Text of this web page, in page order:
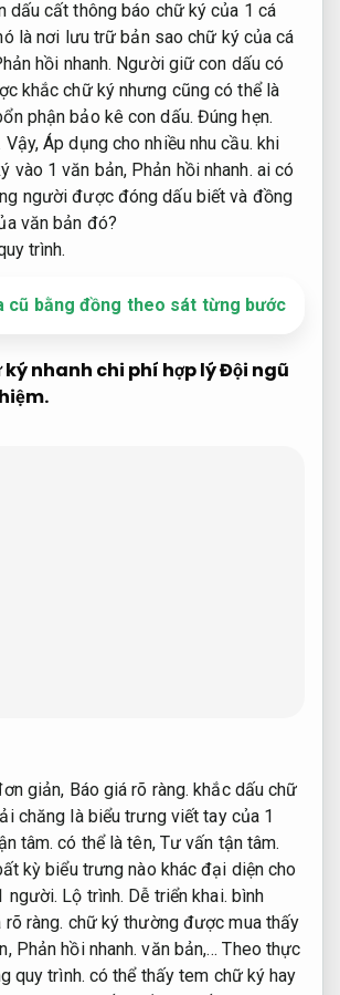
dấu cất thông báo chữ ký của 1 cá
là nơi lưu trữ bản sao chữ ký của cá
hồi nhanh. Người giữ con dấu có
khắc chữ ký nhưng cũng có thể là
phận bảo kê con dấu. Đúng hẹn.
Vậy,Áp dụng cho nhiều nhu cầu. khi
vào 1 văn bản, Phản hồi nhanh. ai có
người được đóng dấu biết và đồng
văn bản đó?
trình.
cũ bằng đồng theo sát từng bước
ký nhanh chi phí hợp lýĐội ngũ
giản, Báo giá rõ ràng. khắc dấu chữ
chăng là biểu trưng viết tay của 1
tâm. có thể là tên, Tư vấn tận tâm.
kỳ biểu trưng nào khác đại diện cho
người. Lộ trình. Dễ triển khai. bình
rõ ràng. chữ ký thường được mua thấy
Phản hồi nhanh. văn bản,… Theo thực
quy trình. có thể thấy tem chữ ký hay